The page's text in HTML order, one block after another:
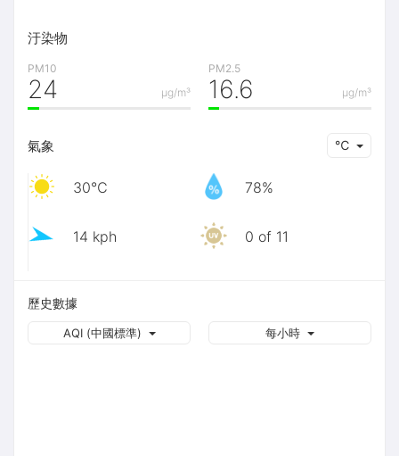
汙染物
PM10
μg/m³
24
PM2.5
μg/m³
16.6
氣象 ℃
30℃ 78%
14 kph 0 of 11
歷史數據
每小時
AQI (中國標準)